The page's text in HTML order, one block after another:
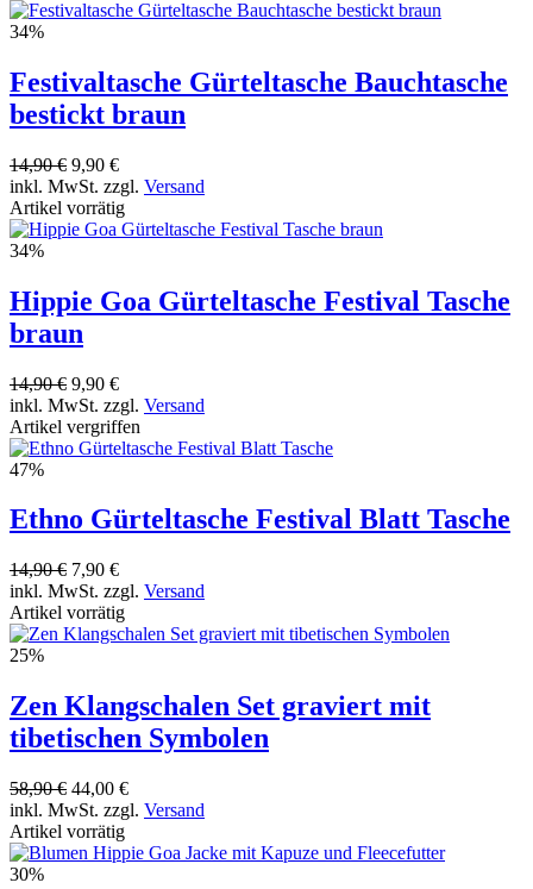
34%
Festivaltasche Gürteltasche Bauchtasche
bestickt braun
14,90 € 9,90 €
inkl. MwSt. zzgl. Versand
Artikel vorrätig
34%
Hippie Goa Gürteltasche Festival Tasche
braun
14,90 € 9,90 €
inkl. MwSt. zzgl. Versand
Artikel vergriffen
47%
Ethno Gürteltasche Festival Blatt Tasche
14,90 € 7,90 €
inkl. MwSt. zzgl. Versand
Artikel vorrätig
25%
Zen Klangschalen Set graviert mit
tibetischen Symbolen
58,90 € 44,00 €
inkl. MwSt. zzgl. Versand
Artikel vorrätig
30%